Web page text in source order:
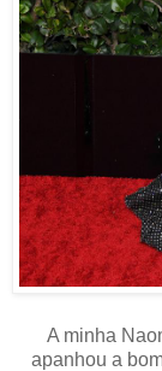
A minha
apanhou a